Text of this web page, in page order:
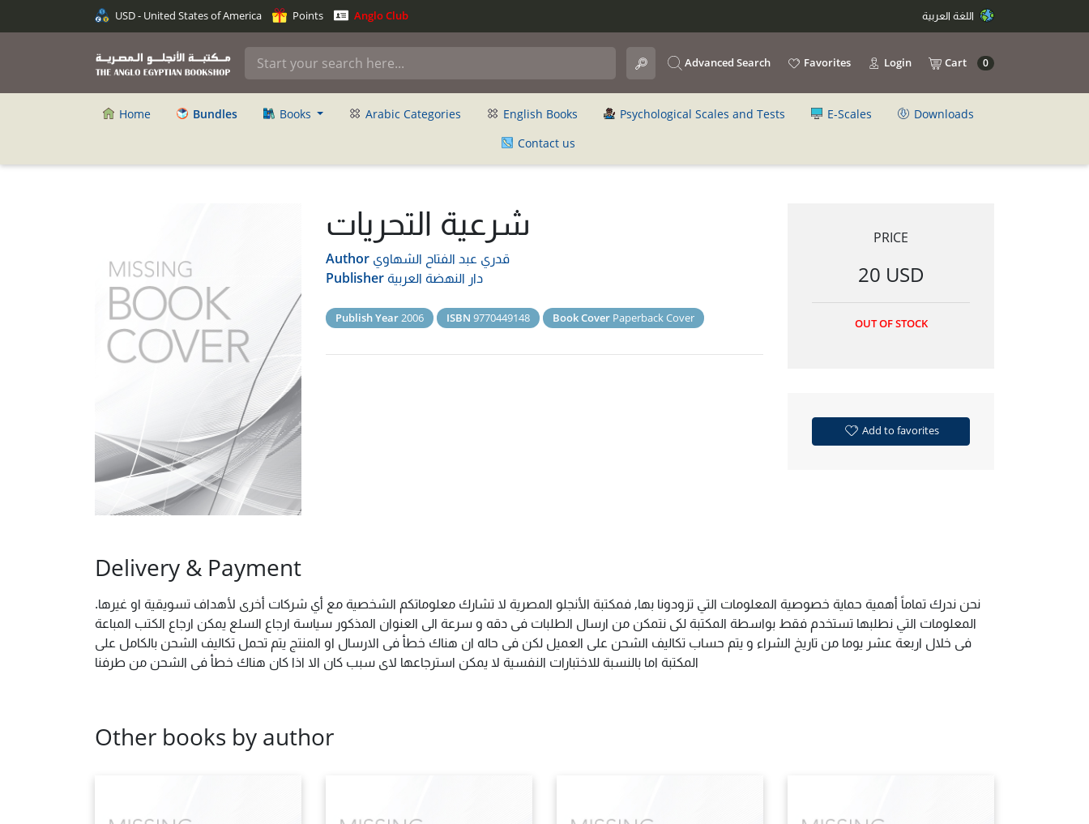
USD - United States of America Points Anglo Club
Advanced Search Favorites Login Cart 0
Home Bundles Books Arabic Categories English Books Psychological Scales and Tests E-Scales
Downloads
Contact us
شرعية التحريات
Author قدري عبد الفتاح الشهاوي
Publisher دار النهضة العربية
Publish Year2006 ISBN 9770449148 Book Cover Paperback Cover
PRICE
20 USD
OUT OF STOCK
Add to favorites
Delivery & Payment
نحن ندرك تماماً أهمية حماية خصوصية المعلومات التي تزودونا بها, فمكتبة الأنجلو المصرية لا تشارك معلوماتكم الشخصية مع أي شركات أخرى لأهداف تسويقية او غيرها.
المعلومات التي نطلبها تستخدم فقط بواسطة المكتبة لكى نتمكن من ارسال الطلبات فى دقه و سرعة الى العنوان المذكور سياسة ارجاع السلع يمكن ارجاع الكتب المباعة
فى خلال اربعة عشر يوما من تاريخ الشراء و يتم حساب تكاليف الشحن على العميل لكن فى حاله ان هناك خطأ فى الارسال او المنتج يتم تحمل تكاليف الشحن بالكامل على
المكتبة اما بالنسبة للاختبارات النفسية لا يمكن استرجاعها لاى سبب كان الا اذا كان هناك خطأ فى الشحن من طرفنا
Other books by author